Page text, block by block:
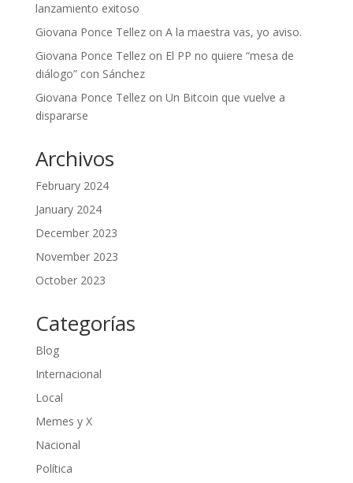
lanzamiento exitoso
Giovana Ponce Tellezon A la maestra vas, yo aviso.
Giovana Ponce Tellezon El PP no quiere “mesa de
diálogo” con Sánchez
Giovana Ponce Tellezon Un Bitcoin que vuelve a
dispararse
Archivos
February 2024
January 2024
December 2023
November 2023
October 2023
Categorías
Blog
Internacional
Local
Memes y X
Nacional
Política